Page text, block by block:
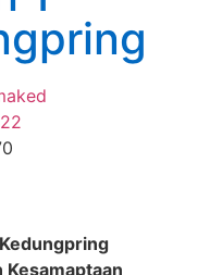
Kesamaptaan